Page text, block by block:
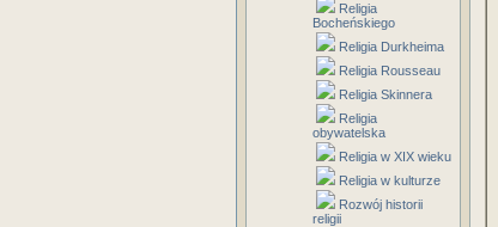
Religia
Bocheńskiego
Religia Durkheima
Religia Rousseau
Religia Skinnera
Religia
obywatelska
Religia w XIX wieku
Religia w kulturze
Rozwój historii
religii